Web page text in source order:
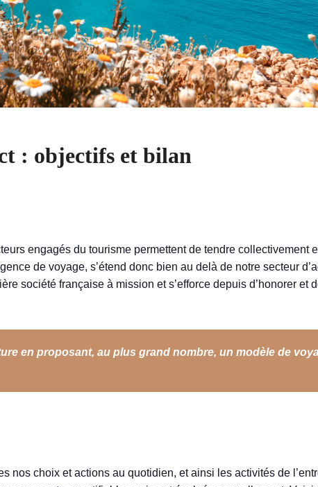
: objectifs et bilan
engagés du tourisme permettent de tendre collectivement
de voyage, s’étend donc bien au delà de notre secteur
société française à mission et s’efforce depuis d’honorer et
en proposant, au plus grand nombre, un modèle de
nos choix et actions au quotidien, et ainsi les activités de